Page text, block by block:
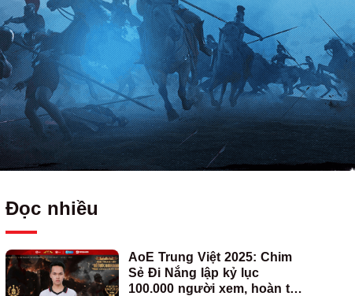
Đọc nhiều
AoE Trung Việt 2025: Chim
Sẻ Đi Nắng lập kỷ lục
100.000 người xem, hoàn tất